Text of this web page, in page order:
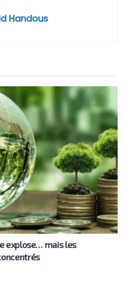
Handous
explose… mais les